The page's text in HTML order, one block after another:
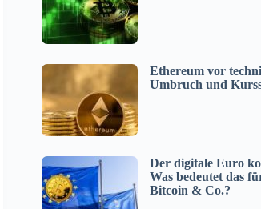
Ethereum vor
Umbruch und
Der digitale Euro
Was bedeutet das
Bitcoin & Co.?